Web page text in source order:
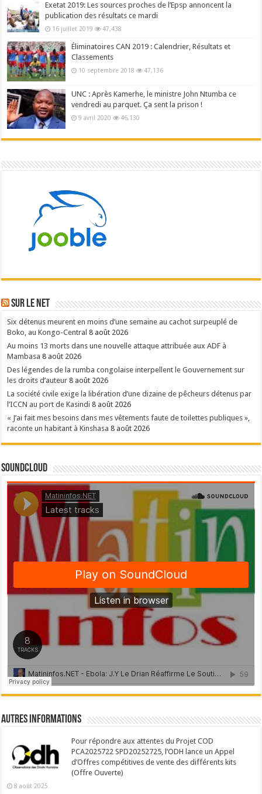
Exetat 2019: Les sources proches de l’Epsp annoncent la
publication des résultats ce mardi
16 juillet 2019 47,438
Éliminatoires CAN 2019 : Calendrier, Résultats et
Classements
10 septembre 2018 47,136
UNC : Après Kamerhe, le ministre John Ntumba ce
vendredi au parquet. Ça sent la prison !
9 avril 2020 46,130
Sur le NET
Six détenus meurent en moins d’une semaine au cachot surpeuplé de
Boko, au Kongo-Central 8 août 2026
Au moins 13 morts dans une nouvelle attaque attribuée aux ADF à
Mambasa 8 août 2026
Des légendes de la rumba congolaise interpellent le Gouvernement sur
les droits d’auteur 8 août 2026
La société civile exige la libération d’une dizaine de pêcheurs détenus par
l’ICCN au port de Kasindi 8 août 2026
« J’ai fait mes besoins dans mes vêtements faute de toilettes publiques »,
raconte un habitant à Kinshasa 8 août 2026
SoundCloud
Autres Informations
Pour répondre aux attentes du Projet COD
PCA2025722 SPD20252725, l’ODH lance un Appel
d’Offres compétitives de vente des différents kits
(Offre Ouverte)
8 août 2025